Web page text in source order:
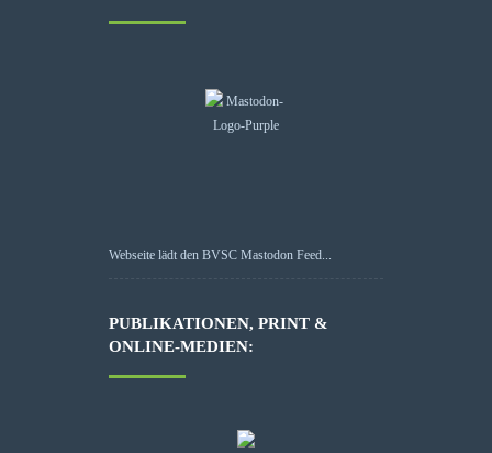
Webseite lädt den BVSC Mastodon Feed...
PUBLIKATIONEN, PRINT &
ONLINE-MEDIEN: